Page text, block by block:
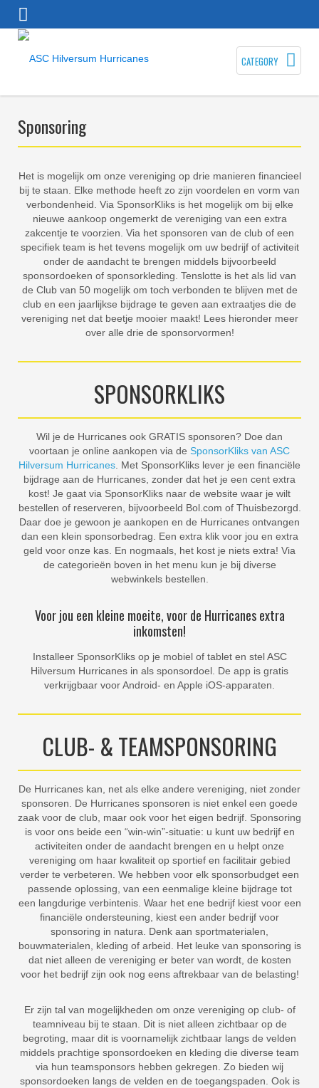
CATEGORY
Sponsoring
Het is mogelijk om onze vereniging op drie manieren financieel
bij te staan. Elke methode heeft zo zijn voordelen en vorm van
verbondenheid. Via SponsorKliks is het mogelijk om bij elke
nieuwe aankoop ongemerkt de vereniging van een extra
zakcentje te voorzien. Via het sponsoren van de club of een
specifiek team is het tevens mogelijk om uw bedrijf of activiteit
onder de aandacht te brengen middels bijvoorbeeld
sponsordoeken of sponsorkleding. Tenslotte is het als lid van
de Club van 50 mogelijk om toch verbonden te blijven met de
club en een jaarlijkse bijdrage te geven aan extraatjes die de
vereniging net dat beetje mooier maakt! Lees hieronder meer
over alle drie de sponsorvormen!
SPONSORKLIKS
Wil je de Hurricanes ook GRATIS sponsoren? Doe dan
voortaan je online aankopen via de SponsorKliks van ASC
Hilversum Hurricanes . Met SponsorKliks lever je een financiële
bijdrage aan de Hurricanes, zonder dat het je een cent extra
kost! Je gaat via SponsorKliks naar de website waar je wilt
bestellen of reserveren, bijvoorbeeld Bol.com of Thuisbezorgd.
Daar doe je gewoon je aankopen en de Hurricanes ontvangen
dan een klein sponsorbedrag. Een extra klik voor jou en extra
geld voor onze kas. En nogmaals, het kost je niets extra! Via
de categorieën boven in het menu kun je bij diverse
webwinkels bestellen.
Voor jou een kleine moeite, voor de Hurricanes extra
inkomsten!
Installeer SponsorKliks op je mobiel of tablet en stel ASC
Hilversum Hurricanes in als sponsordoel. De app is gratis
verkrijgbaar voor Android- en Apple iOS-apparaten.
CLUB- & TEAMSPONSORING
De Hurricanes kan, net als elke andere vereniging, niet zonder
sponsoren. De Hurricanes sponsoren is niet enkel een goede
zaak voor de club, maar ook voor het eigen bedrijf. Sponsoring
is voor ons beide een “win-win”-situatie: u kunt uw bedrijf en
activiteiten onder de aandacht brengen en u helpt onze
vereniging om haar kwaliteit op sportief en facilitair gebied
verder te verbeteren. We hebben voor elk sponsorbudget een
passende oplossing, van een eenmalige kleine bijdrage tot
een langdurige verbintenis. Waar het ene bedrijf kiest voor een
financiële ondersteuning, kiest een ander bedrijf voor
sponsoring in natura. Denk aan sportmaterialen,
bouwmaterialen, kleding of arbeid. Het leuke van sponsoring is
dat niet alleen de vereniging er beter van wordt, de kosten
voor het bedrijf zijn ook nog eens aftrekbaar van de belasting!
Er zijn tal van mogelijkheden om onze vereniging op club- of
teamniveau bij te staan. Dit is niet alleen zichtbaar op de
begroting, maar dit is voornamelijk zichtbaar langs de velden
middels prachtige sponsordoeken en kleding die diverse team
via hun teamsponsors hebben gekregen. Zo bieden wij
sponsordoeken langs de velden en de toegangspaden. Ook is